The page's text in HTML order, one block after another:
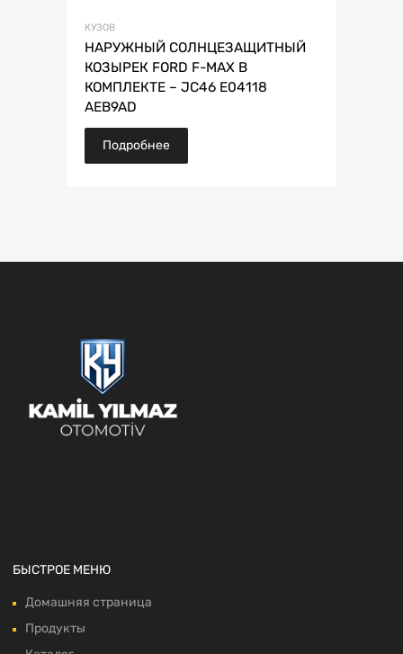
КУЗОВ
НАРУЖНЫЙ СОЛНЦЕЗАЩИТНЫЙ
КОЗЫРЕК FORD F-MAX В
КОМПЛЕКТЕ – JC46 E04118
AEB9AD
Подробнее
БЫСТРОЕ МЕНЮ
Домашняя страница
Продукты